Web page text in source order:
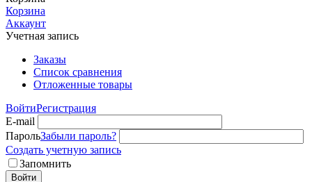
Корзина
Аккаунт
Учетная запись
Заказы
Список сравнения
Отложенные товары
ВойтиРегистрация
E-mail
ПарольЗабыли пароль?
Создать учетную запись
Запомнить
Войти